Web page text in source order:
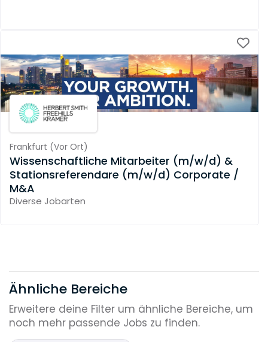
Frankfurt (Vor Ort)
Wissenschaftliche Mitarbeiter (m/w/d) &
Stationsreferendare (m/w/d) Corporate /
M&A
Diverse Jobarten
Ähnliche Bereiche
Erweitere deine Filter um ähnliche Bereiche, um
noch mehr passende Jobs zu finden.